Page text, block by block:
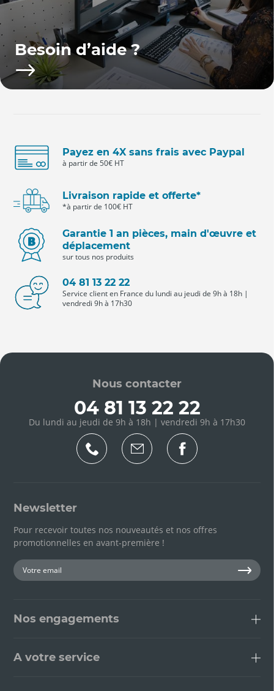
Besoin d’aide ?
Payez en 4X sans frais avec Paypal
à partir de 50€ HT
Livraison rapide et offerte*
*à partir de 100€ HT
Garantie 1 an pièces, main d'œuvre et
déplacement
sur tous nos produits
04 81 13 22 22
Service client en France du lundi au jeudi de 9h à 18h |
vendredi 9h à 17h30
Nous contacter
04 81 13 22 22
Du lundi au jeudi de 9h à 18h | vendredi 9h à 17h30
Newsletter
Pour recevoir toutes nos nouveautés et nos offres
promotionnelles en avant-première !
Nos engagements
A votre service